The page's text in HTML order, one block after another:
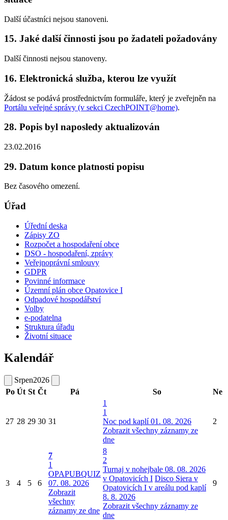
Další účastníci nejsou stanoveni.
15. Jaké další činnosti jsou po žadateli požadovány
Další činnosti nejsou stanoveny.
16. Elektronická služba, kterou lze využít
Žádost se podává prostřednictvím formuláře, který je zveřejněn na
Portálu veřejné správy (v sekci CzechPOINT@home).
28. Popis byl naposledy aktualizován
23.02.2016
29. Datum konce platnosti popisu
Bez časového omezení.
Úřad
Úřední deska
Zápisy ZO
Rozpočet a hospodaření obce
DSO - hospodaření, zprávy
Veřejnoprávní smlouvy
GDPR
Povinné informace
Územní plán obce Opatovice I
Odpadové hospodářství
Volby
e-podatelna
Struktura úřadu
Životní situace
Kalendář
Srpen2026
Po Út St Čt Pá So Ne
27 28 29 30 31
1
1
Noc pod kaplí 01. 08. 2026
Zobrazit všechny záznamy ze
dne
2
3 4 5 6
7
1
OPAPUBQUIZ
07. 08. 2026
Zobrazit
všechny
záznamy ze dne
8
2
Turnaj v nohejbale 08. 08. 2026
v Opatovicích I Disco Siera v
Opatovicích I v areálu pod kaplí
8. 8. 2026
Zobrazit všechny záznamy ze
dne
9